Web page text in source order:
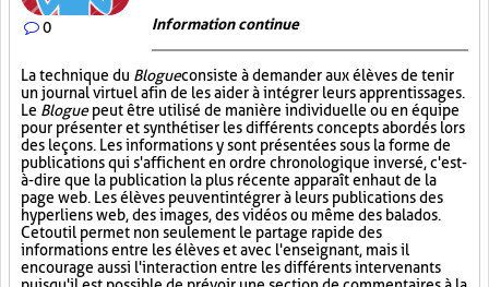
0 Information continue
La technique du Blogueconsiste à demander aux élèves de tenir
un journal virtuel afin de les aider à intégrer leurs apprentissages.
Le Bloguepeut être utilisé de manière individuelle ou en équipe
pour présenter et synthétiser les différents concepts abordés lors
des leçons. Les informations y sont présentées sous la forme de
publications qui s'affichent en ordre chronologique inversé, c'est-
à-dire que la publication la plus récente apparaît en haut de la
page web. Les élèves peuvent intégrer à leurs publications des
hyperliens web, des images, des vidéos ou même des balados.
Cet outil permet non seulement le partage rapide des
informations entre les élèves et avec l'enseignant, mais il
encourage aussi l'interaction entre les différents intervenants